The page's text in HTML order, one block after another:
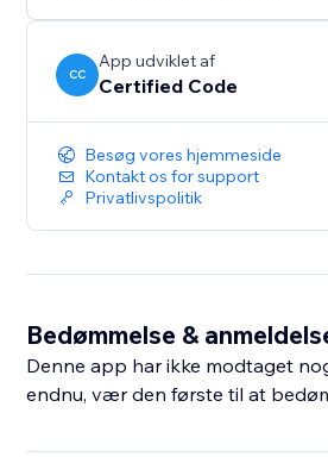
CC
App udviklet af
Certified Code
Besøg vores hjemmeside
Kontakt os for support
Privatlivspolitik
Bedømmelse &
Denne app har ikke modtaget
endnu, vær den første til at